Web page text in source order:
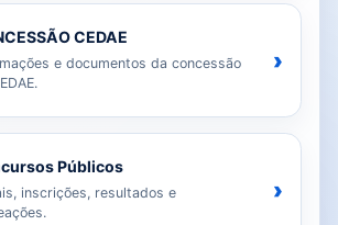
CEDAE
e documentos da concessão
›
Públicos
inscrições, resultados e
›